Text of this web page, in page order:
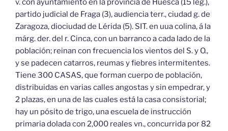
v. con ayuntamiento en la provincia de Huesca (15 leg.),
partido judicial de Fraga (3), audiencia terr., ciudad g. de
Zaragoza, diociudad de Lérida (5). SIT. en uua colina, á la
márg. der. del r. Cinca, con un barranco a cada lado de la
población; reinan con frecuencia los vientos del S. y O.,
y se padecen catarros, reumas y fiebres intermitentes.
Tiene 300 CASAS, que forman cuerpo de población,
distribuidas en varias calles angostas y sin empedrar, y
2 plazas, en una de las cuales está la casa consistorial;
hay un pósito de trigo, una escuela de instrucción
primaria dolada con 2,000 reales vn., concurrida por 82